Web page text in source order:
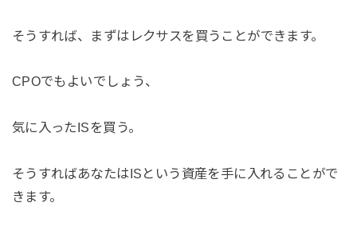
そうすれば、まずはレクサスを買うことができます。
CPOでもよいでしょう、
気に入ったISを買う。
そうすればあなたはISという資産を手に入れることがで
きます。